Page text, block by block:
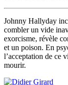
Johnny Hallyday
combler un vide
exorcisme, révèle
et un poison. En
l’acceptation de ce
mourir.